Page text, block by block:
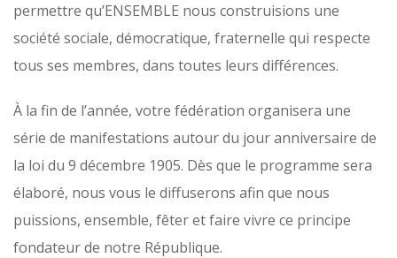
permettre qu’ENSEMBLE nous construisions une
société sociale, démocratique, fraternelle qui respecte
tous ses membres, dans toutes leurs différences.
À la fin de l’année, votre fédération organisera une
série de manifestations autour du jour anniversaire de
la loi du 9 décembre 1905. Dès que le programme sera
élaboré, nous vous le diffuserons afin que nous
puissions, ensemble, fêter et faire vivre ce principe
fondateur de notre République.